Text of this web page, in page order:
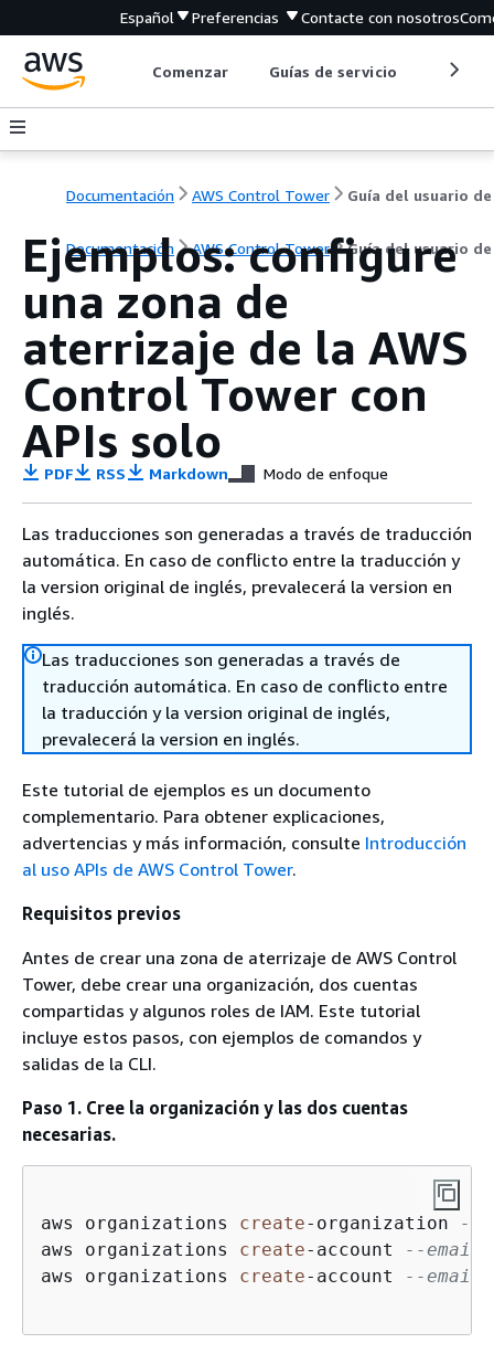
Español Preferencias Contacte con nosotros
Comenzar Guías de servicio
Documentación AWS Control Tower Guía del usuario de
Documentación AWS Control Tower Guía del usuario de
Ejemplos: configure
una zona de
aterrizaje de la AWS
Control Tower con
APIs solo
PDF RSS Markdown Modo de enfoque
Las traducciones son generadas a través de traducción
automática. En caso de conflicto entre la traducción y
la version original de inglés, prevalecerá la version en
inglés.
Las traducciones son generadas a través de
traducción automática. En caso de conflicto entre
la traducción y la version original de inglés,
prevalecerá la version en inglés.
Este tutorial de ejemplos es un documento
complementario. Para obtener explicaciones,
advertencias y más información, consulte Introducción
al uso APIs de AWS Control Tower.
Requisitos previos
Antes de crear una zona de aterrizaje de AWS Control
Tower, debe crear una organización, dos cuentas
compartidas y algunos roles de IAM. Este tutorial
incluye estos pasos, con ejemplos de comandos y
salidas de la CLI.
Paso 1. Cree la organización y las dos cuentas
necesarias.
aws organizations create- organization
--
aws organizations create- account
--email
aws organizations create- account --email